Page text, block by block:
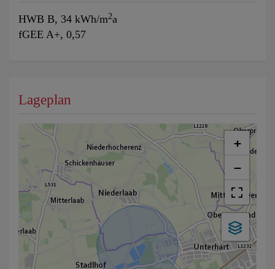
HWB B, 34 kWh/m2a
fGEE A+, 0,57
Lageplan
+
−